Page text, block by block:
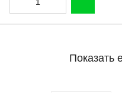
Показать